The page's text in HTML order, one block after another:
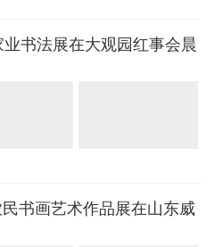
书法展在大观园红事会晨
书画艺术作品展在山东威